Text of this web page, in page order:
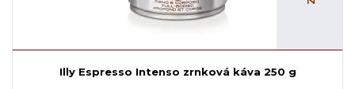
Illy Espresso Intenso zrnková káva 250 g